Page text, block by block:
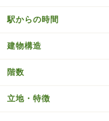
駅からの時間
建物構造
階数
立地・特徴